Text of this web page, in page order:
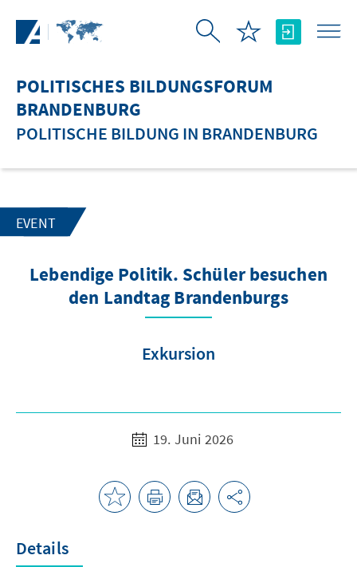
POLITISCHES BILDUNGSFORUM
BRANDENBURG
POLITISCHE BILDUNG IN BRANDENBURG
EVENT
Lebendige Politik. Schüler besuchen
den Landtag Brandenburgs
Exkursion
19. Juni 2026
Details